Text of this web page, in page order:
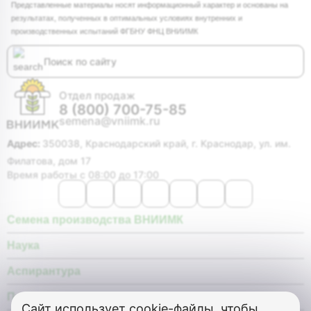
Представленные материалы носят информационный характер и основаны на
результатах, полученных в оптимальных условиях внутренних и
производственных испытаний ФГБНУ ФНЦ ВНИИМК
Отдел продаж
8 (800) 700-75-85
semena@vniimk.ru
Адрес: 350038, Краснодарский край, г. Краснодар, ул. им.
Филатова, дом 17
Время работы с 08:00 до 17:00
Семена производства ВНИИМК
Наука
Аспирантура
Покупателю